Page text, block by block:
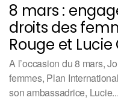
8 mars :
droits des
Rouge et
A l’occasion du 8 mars,
femmes, Plan
son ambassadrice, Lucie...